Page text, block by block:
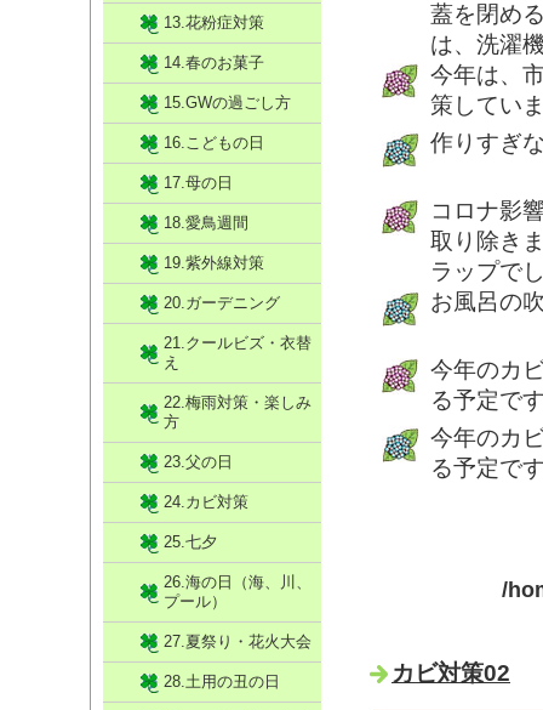
蓋を閉め
は、洗濯
今年は、
策してい
作りすぎ
コロナ影
取り除き
ラップで
お風呂の
今年のカ
る予定で
今年のカ
る予定で
/
カビ対策02
13.花粉症対策
14.春のお菓子
15.GWの過ごし方
16.こどもの日
17.母の日
18.愛鳥週間
19.紫外線対策
20.ガーデニング
21.クールビズ・衣替
え
22.梅雨対策・楽しみ
方
23.父の日
24.カビ対策
25.七夕
26.海の日（海、川、
プール）
27.夏祭り・花火大会
28.土用の丑の日